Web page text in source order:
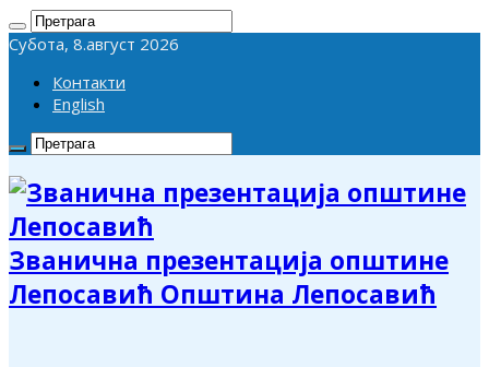
Субота, 8.август 2026
Контакти
English
Званична презентација општине
Лепосавић Општина Лепосавић